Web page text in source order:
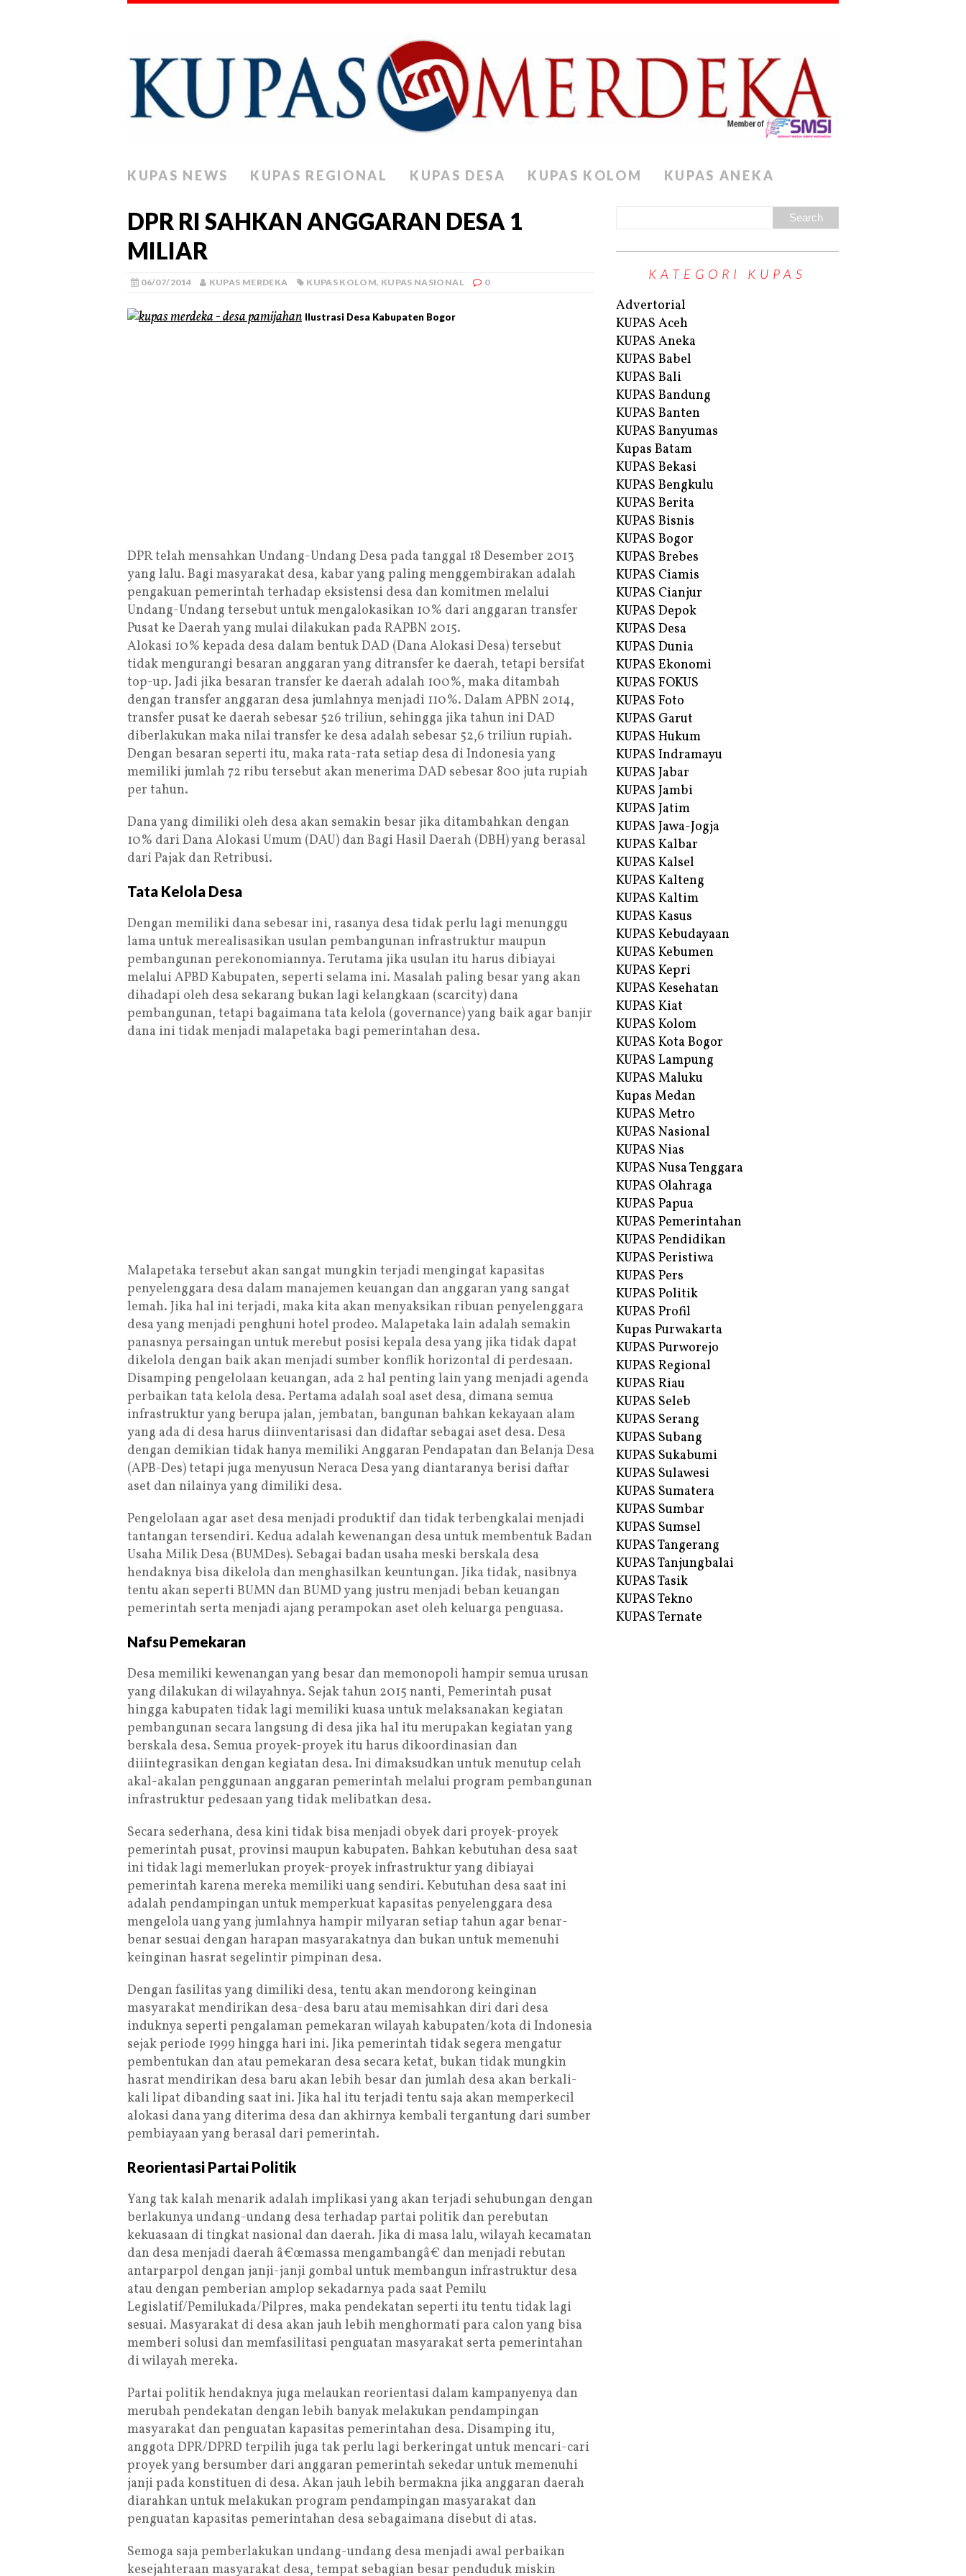
KUPAS NEWS KUPAS REGIONAL KUPAS DESA KUPAS KOLOM KUPAS ANEKA
DPR RI SAHKAN ANGGARAN DESA 1
MILIAR
06/07/2014 KUPAS MERDEKA KUPAS KOLOM, KUPAS NASIONAL 0
Ilustrasi Desa Kabupaten Bogor
DPR telah mensahkan Undang-Undang Desa pada tanggal 18 Desember 2013
yang lalu. Bagi masyarakat desa, kabar yang paling menggembirakan adalah
pengakuan pemerintah terhadap eksistensi desa dan komitmen melalui
Undang-Undang tersebut untuk mengalokasikan 10% dari anggaran transfer
Pusat ke Daerah yang mulai dilakukan pada RAPBN 2015.
Alokasi 10% kepada desa dalam bentuk DAD (Dana Alokasi Desa) tersebut
tidak mengurangi besaran anggaran yang ditransfer ke daerah, tetapi bersifat
top-up. Jadi jika besaran transfer ke daerah adalah 100%, maka ditambah
dengan transfer anggaran desa jumlahnya menjadi 110%. Dalam APBN 2014,
transfer pusat ke daerah sebesar 526 triliun, sehingga jika tahun ini DAD
diberlakukan maka nilai transfer ke desa adalah sebesar 52,6 triliun rupiah.
Dengan besaran seperti itu, maka rata-rata setiap desa di Indonesia yang
memiliki jumlah 72 ribu tersebut akan menerima DAD sebesar 800 juta rupiah
per tahun.
Dana yang dimiliki oleh desa akan semakin besar jika ditambahkan dengan
10% dari Dana Alokasi Umum (DAU) dan Bagi Hasil Daerah (DBH) yang berasal
dari Pajak dan Retribusi.
Tata Kelola Desa
Dengan memiliki dana sebesar ini, rasanya desa tidak perlu lagi menunggu
lama untuk merealisasikan usulan pembangunan infrastruktur maupun
pembangunan perekonomiannya. Terutama jika usulan itu harus dibiayai
melalui APBD Kabupaten, seperti selama ini. Masalah paling besar yang akan
dihadapi oleh desa sekarang bukan lagi kelangkaan (scarcity) dana
pembangunan, tetapi bagaimana tata kelola (governance) yang baik agar banjir
dana ini tidak menjadi malapetaka bagi pemerintahan desa.
Malapetaka tersebut akan sangat mungkin terjadi mengingat kapasitas
penyelenggara desa dalam manajemen keuangan dan anggaran yang sangat
lemah. Jika hal ini terjadi, maka kita akan menyaksikan ribuan penyelenggara
desa yang menjadi penghuni hotel prodeo. Malapetaka lain adalah semakin
panasnya persaingan untuk merebut posisi kepala desa yang jika tidak dapat
dikelola dengan baik akan menjadi sumber konflik horizontal di perdesaan.
Disamping pengelolaan keuangan, ada 2 hal penting lain yang menjadi agenda
perbaikan tata kelola desa. Pertama adalah soal aset desa, dimana semua
infrastruktur yang berupa jalan, jembatan, bangunan bahkan kekayaan alam
yang ada di desa harus diinventarisasi dan didaftar sebagai aset desa. Desa
dengan demikian tidak hanya memiliki Anggaran Pendapatan dan Belanja Desa
(APB-Des) tetapi juga menyusun Neraca Desa yang diantaranya berisi daftar
aset dan nilainya yang dimiliki desa.
Pengelolaan agar aset desa menjadi produktif dan tidak terbengkalai menjadi
tantangan tersendiri. Kedua adalah kewenangan desa untuk membentuk Badan
Usaha Milik Desa (BUMDes). Sebagai badan usaha meski berskala desa
hendaknya bisa dikelola dan menghasilkan keuntungan. Jika tidak, nasibnya
tentu akan seperti BUMN dan BUMD yang justru menjadi beban keuangan
pemerintah serta menjadi ajang perampokan aset oleh keluarga penguasa.
Nafsu Pemekaran
Desa memiliki kewenangan yang besar dan memonopoli hampir semua urusan
yang dilakukan di wilayahnya. Sejak tahun 2015 nanti, Pemerintah pusat
hingga kabupaten tidak lagi memiliki kuasa untuk melaksanakan kegiatan
pembangunan secara langsung di desa jika hal itu merupakan kegiatan yang
berskala desa. Semua proyek-proyek itu harus dikoordinasian dan
diiintegrasikan dengan kegiatan desa. Ini dimaksudkan untuk menutup celah
akal-akalan penggunaan anggaran pemerintah melalui program pembangunan
infrastruktur pedesaan yang tidak melibatkan desa.
Secara sederhana, desa kini tidak bisa menjadi obyek dari proyek-proyek
pemerintah pusat, provinsi maupun kabupaten. Bahkan kebutuhan desa saat
ini tidak lagi memerlukan proyek-proyek infrastruktur yang dibiayai
pemerintah karena mereka memiliki uang sendiri. Kebutuhan desa saat ini
adalah pendampingan untuk memperkuat kapasitas penyelenggara desa
mengelola uang yang jumlahnya hampir milyaran setiap tahun agar benar-
benar sesuai dengan harapan masyarakatnya dan bukan untuk memenuhi
keinginan hasrat segelintir pimpinan desa.
Dengan fasilitas yang dimiliki desa, tentu akan mendorong keinginan
masyarakat mendirikan desa-desa baru atau memisahkan diri dari desa
induknya seperti pengalaman pemekaran wilayah kabupaten/kota di Indonesia
sejak periode 1999 hingga hari ini. Jika pemerintah tidak segera mengatur
pembentukan dan atau pemekaran desa secara ketat, bukan tidak mungkin
hasrat mendirikan desa baru akan lebih besar dan jumlah desa akan berkali-
kali lipat dibanding saat ini. Jika hal itu terjadi tentu saja akan memperkecil
alokasi dana yang diterima desa dan akhirnya kembali tergantung dari sumber
pembiayaan yang berasal dari pemerintah.
Reorientasi Partai Politik
Yang tak kalah menarik adalah implikasi yang akan terjadi sehubungan dengan
berlakunya undang-undang desa terhadap partai politik dan perebutan
kekuasaan di tingkat nasional dan daerah. Jika di masa lalu, wilayah kecamatan
dan desa menjadi daerah â€œmassa mengambangâ€ dan menjadi rebutan
antarparpol dengan janji-janji gombal untuk membangun infrastruktur desa
atau dengan pemberian amplop sekadarnya pada saat Pemilu
Legislatif/Pemilukada/Pilpres, maka pendekatan seperti itu tentu tidak lagi
sesuai. Masyarakat di desa akan jauh lebih menghormati para calon yang bisa
memberi solusi dan memfasilitasi penguatan masyarakat serta pemerintahan
di wilayah mereka.
Partai politik hendaknya juga melaukan reorientasi dalam kampanyenya dan
merubah pendekatan dengan lebih banyak melakukan pendampingan
masyarakat dan penguatan kapasitas pemerintahan desa. Disamping itu,
anggota DPR/DPRD terpilih juga tak perlu lagi berkeringat untuk mencari-cari
proyek yang bersumber dari anggaran pemerintah sekedar untuk memenuhi
janji pada konstituen di desa. Akan jauh lebih bermakna jika anggaran daerah
diarahkan untuk melakukan program pendampingan masyarakat dan
penguatan kapasitas pemerintahan desa sebagaimana disebut di atas.
Semoga saja pemberlakukan undang-undang desa menjadi awal perbaikan
kesejahteraan masyarakat desa, tempat sebagian besar penduduk miskin
KATEGORI KUPAS
Advertorial
KUPAS Aceh
KUPAS Aneka
KUPAS Babel
KUPAS Bali
KUPAS Bandung
KUPAS Banten
KUPAS Banyumas
Kupas Batam
KUPAS Bekasi
KUPAS Bengkulu
KUPAS Berita
KUPAS Bisnis
KUPAS Bogor
KUPAS Brebes
KUPAS Ciamis
KUPAS Cianjur
KUPAS Depok
KUPAS Desa
KUPAS Dunia
KUPAS Ekonomi
KUPAS FOKUS
KUPAS Foto
KUPAS Garut
KUPAS Hukum
KUPAS Indramayu
KUPAS Jabar
KUPAS Jambi
KUPAS Jatim
KUPAS Jawa-Jogja
KUPAS Kalbar
KUPAS Kalsel
KUPAS Kalteng
KUPAS Kaltim
KUPAS Kasus
KUPAS Kebudayaan
KUPAS Kebumen
KUPAS Kepri
KUPAS Kesehatan
KUPAS Kiat
KUPAS Kolom
KUPAS Kota Bogor
KUPAS Lampung
KUPAS Maluku
Kupas Medan
KUPAS Metro
KUPAS Nasional
KUPAS Nias
KUPAS Nusa Tenggara
KUPAS Olahraga
KUPAS Papua
KUPAS Pemerintahan
KUPAS Pendidikan
KUPAS Peristiwa
KUPAS Pers
KUPAS Politik
KUPAS Profil
Kupas Purwakarta
KUPAS Purworejo
KUPAS Regional
KUPAS Riau
KUPAS Seleb
KUPAS Serang
KUPAS Subang
KUPAS Sukabumi
KUPAS Sulawesi
KUPAS Sumatera
KUPAS Sumbar
KUPAS Sumsel
KUPAS Tangerang
KUPAS Tanjungbalai
KUPAS Tasik
KUPAS Tekno
KUPAS Ternate